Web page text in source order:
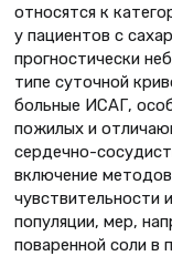
относятся к
у пациентов с
прогностически
типе суточной
больные ИСАГ,
пожилых и
сердечно-
включение
чувствительности
популяции, мер,
поваренной соли в